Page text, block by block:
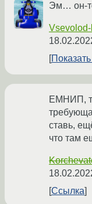
Эм… он-
Показать
ЕМНИП,
ставь,
что там
Ссылка